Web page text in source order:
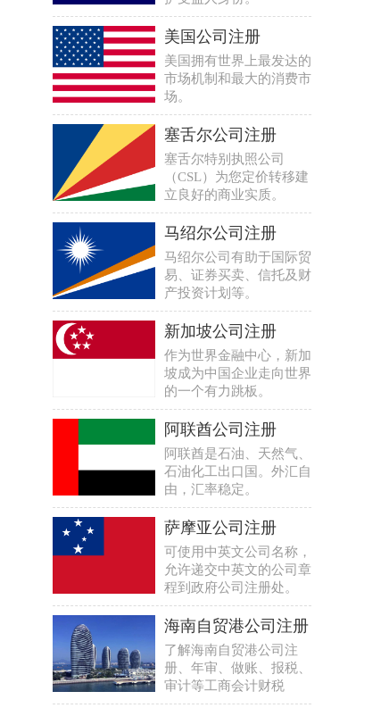
美国公司注册
美国拥有世界上最发达的
市场机制和最大的消费市
场。
塞舌尔公司注册
塞舌尔特别执照公司
（CSL）为您定价转移建
立良好的商业实质。
马绍尔公司注册
马绍尔公司有助于国际贸
易、证券买卖、信托及财
产投资计划等。
新加坡公司注册
作为世界金融中心，新加
坡成为中国企业走向世界
的一个有力跳板。
阿联酋公司注册
阿联酋是石油、天然气、
石油化工出口国。外汇自
由，汇率稳定。
萨摩亚公司注册
可使用中英文公司名称，
允许递交中英文的公司章
程到政府公司注册处。
海南自贸港公司注册
了解海南自贸港公司注
册、年审、做账、报税、
审计等工商会计财税